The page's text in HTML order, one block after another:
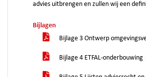
advies uitbrengen en zullen wij een
Bijlagen
Bijlage 3 Ontwerp
Bijlage 4 ETFAL-onderbouwing